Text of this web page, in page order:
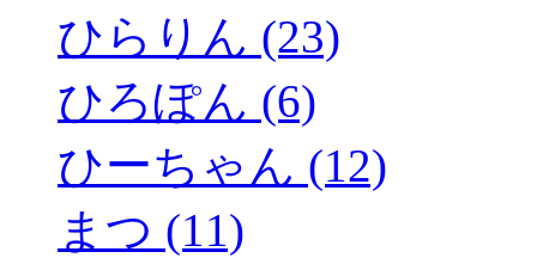
ひらりん (23)
ひろぽん (6)
ひーちゃん (12)
まつ (11)